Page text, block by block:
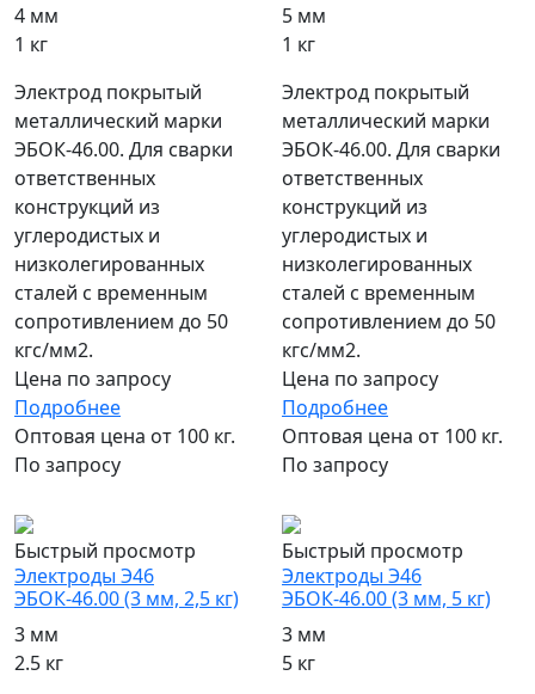
4 мм
1 кг
Электрод покрытый
металлический марки
ЭБОК-46.00. Для сварки
ответственных
конструкций из
углеродистых и
низколегированных
сталей с временным
сопротивлением до 50
кгс/мм2.
Цена по запросу
Подробнее
Оптовая цена от 100 кг.
По запросу
5 мм
1 кг
Электрод покрытый
металлический марки
ЭБОК-46.00. Для сварки
ответственных
конструкций из
углеродистых и
низколегированных
сталей с временным
сопротивлением до 50
кгс/мм2.
Цена по запросу
Подробнее
Оптовая цена от 100 кг.
По запросу
Быстрый просмотр
Электроды Э46
ЭБОК-46.00 (3 мм, 2,5 кг)
3 мм
2.5 кг
Быстрый просмотр
Электроды Э46
ЭБОК-46.00 (3 мм, 5 кг)
3 мм
5 кг